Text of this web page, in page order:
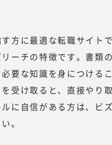
方に最適な転職サイト
ーチの特徴です。書類
要な知識を身につける
受け取ると、直接やり
に自信がある方は、ビ
。